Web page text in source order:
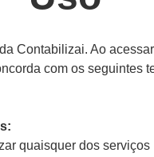
Contabilizai. Ao
com os seguintes
quaisquer dos serviços